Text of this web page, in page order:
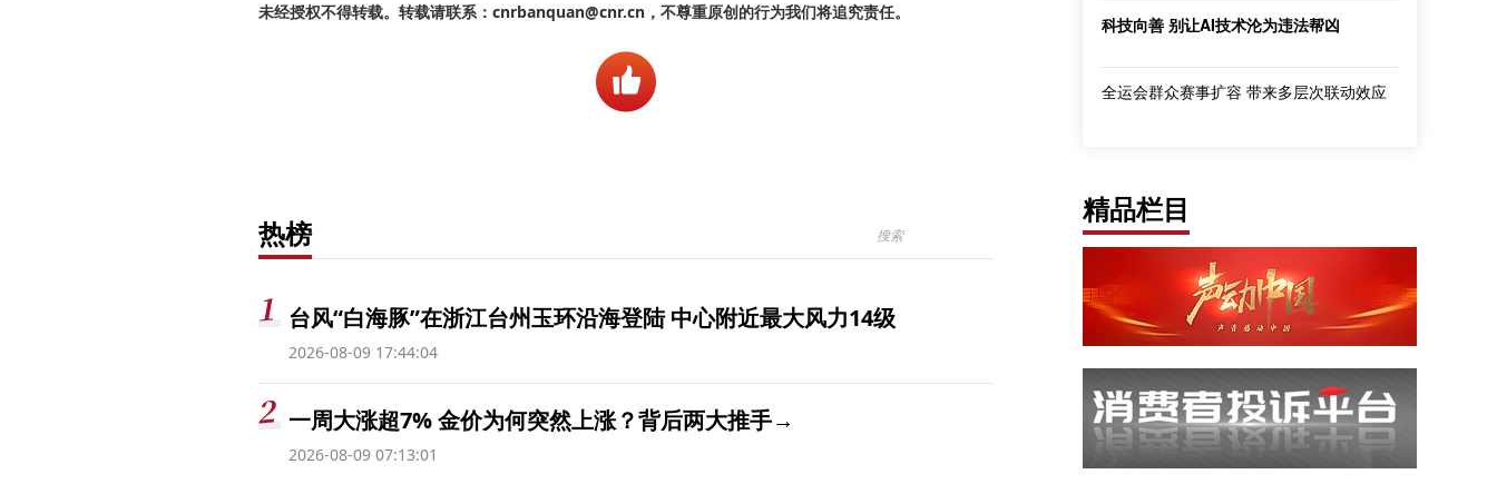
未经授权不得转载。转载请联系：cnrbanquan@cnr.cn，不尊重原创的行为我们将追究责任。
热榜
台风“白海豚”在浙江台州玉环沿海登陆 中心附近最大风力14级
2026-08-09 17:44:04
一周大涨超7% 金价为何突然上涨？背后两大推手→
2026-08-09 07:13:01
科技向善 别让AI技术沦为违法帮凶
全运会群众赛事扩容 带来多层次联动效应
精品栏目